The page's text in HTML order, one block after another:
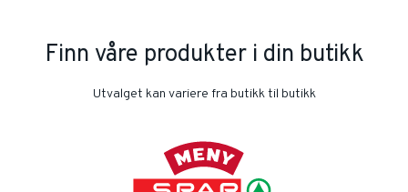
Finn våre produkter i din butikk
Utvalget kan variere fra butikk til butikk